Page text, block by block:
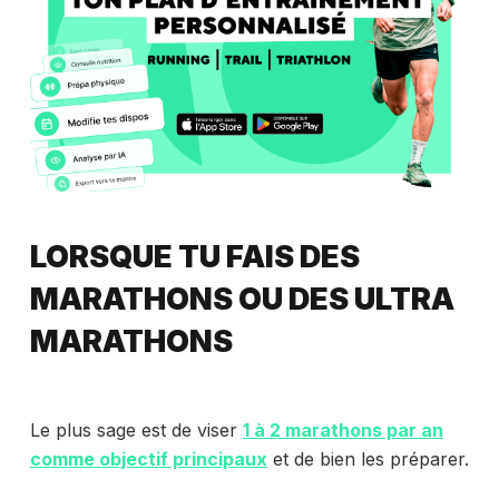
LORSQUE TU FAIS DES
MARATHONS OU DES ULTRA
MARATHONS
Le plus sage est de viser 1 à 2 marathons par an
comme objectif principaux et de bien les préparer.